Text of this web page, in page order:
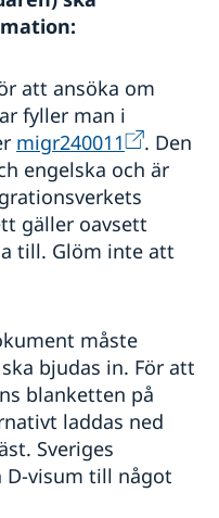
att ansöka om
fyller man i
migr240011
. Den
engelska och är
gäller oavsett
till. Glöm inte att
måste
bjudas in. För att
blanketten på
laddas ned
Sveriges
D-visum till något